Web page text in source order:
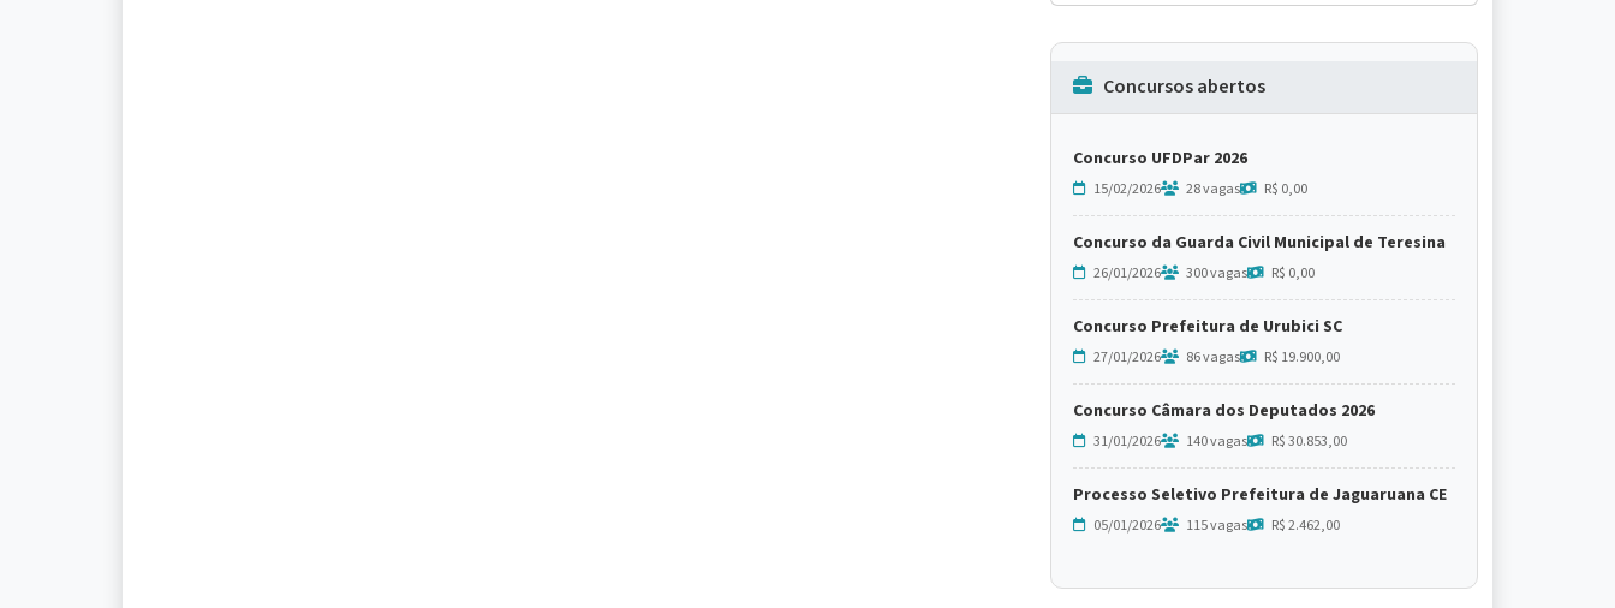
Concursos abertos
Concurso UFDPar 2026
15/02/2026 28 vagas R$ 0,00
Concurso da Guarda Civil Municipal de Teresina
26/01/2026 300 vagas R$ 0,00
Concurso Prefeitura de Urubici SC
27/01/2026 86 vagas R$ 19.900,00
Concurso Câmara dos Deputados 2026
31/01/2026 140 vagas R$ 30.853,00
Processo Seletivo Prefeitura de Jaguaruana CE
05/01/2026 115 vagas R$ 2.462,00